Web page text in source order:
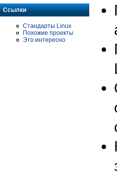
Ссылки
Стандарты Linux
Похожие проекты
Это интересно